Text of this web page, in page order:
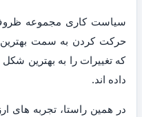
سیاست کاری مجموعه ظروف
حرکت کردن به سمت
که تغییرات را به بهترین
داده اند.
در همین راستا، تجربه